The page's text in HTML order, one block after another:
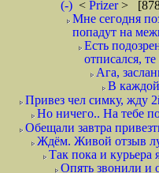
(-) < Prizer>
Мне сегодня
попадут на
Есть
отписался,
Ага,
В
Привез чел симку, жду
Но ничего.. На тебе
Обещали завтра
Ждём. Живой отзыв
Так пока и курьера
Опять звонили и